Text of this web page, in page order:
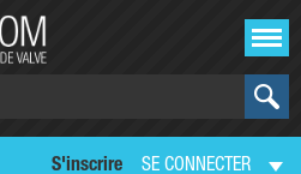
S'inscrire SE CONNECTER